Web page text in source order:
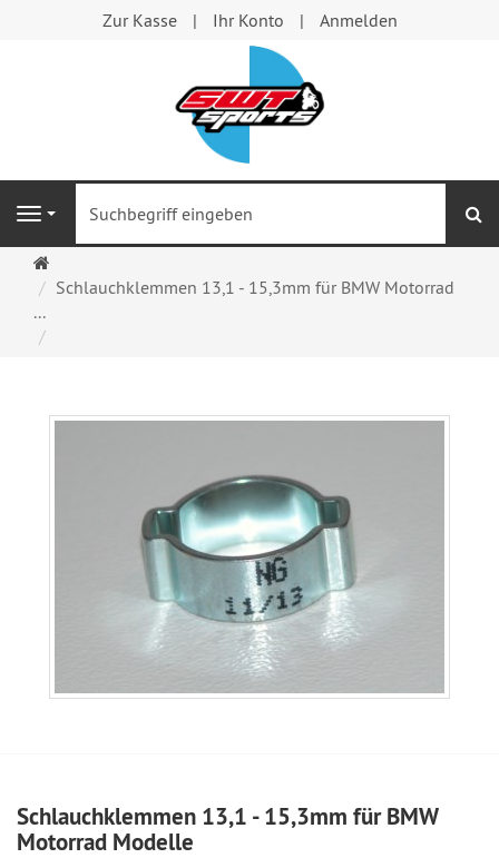
Zur Kasse Ihr Konto Anmelden
Navigation
Schlauchklemmen 13,1 - 15,3mm für BMW Motorrad
...
Schlauchklemmen 13,1 - 15,3mm für BMW
Motorrad Modelle